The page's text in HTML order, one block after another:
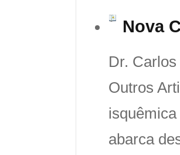
Nova
Dr.
Outros
abarca